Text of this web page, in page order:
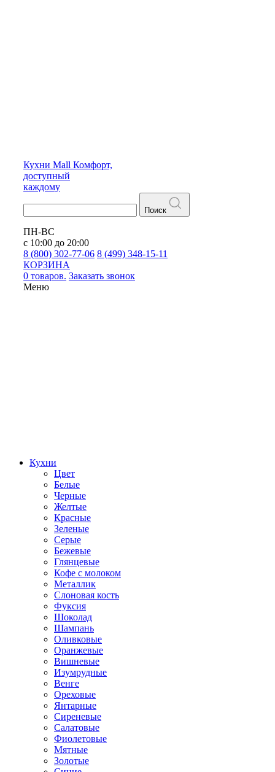
Кухни Mall Комфорт,
доступный
каждому
Поиск
ПН-ВС
с 10:00 до 20:00
8 (800) 302-77-06 8 (499) 348-15-11
КОРЗИНА
0 товаров. Заказать звонок
Меню
Кухни
Цвет
Белые
Черные
Желтые
Красные
Зеленые
Серые
Бежевые
Глянцевые
Кофе с молоком
Металлик
Слоновая кость
Фуксия
Шоколад
Шампань
Оливковые
Оранжевые
Вишневые
Изумрудные
Венге
Ореховые
Янтарные
Сиреневые
Салатовые
Фиолетовые
Мятные
Золотые